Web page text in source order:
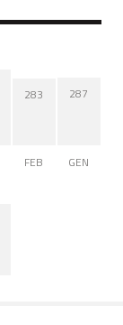
283
FEB
287
GEN